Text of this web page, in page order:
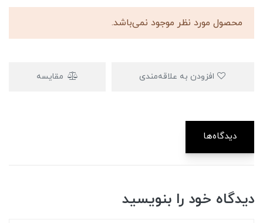
محصول مورد نظر موجود نمی‌باشد.
مقایسه
دیدگاه‌ها
دیدگاه خود را بنویسید